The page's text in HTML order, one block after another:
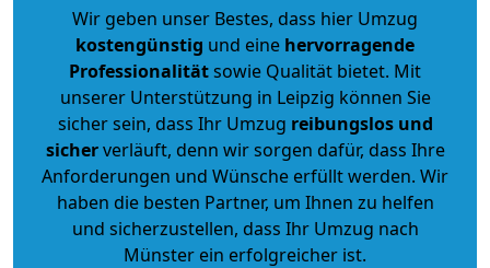
Wir geben unser Bestes, dass hier Umzug
kostengünstig und eine hervorragende
Professionalitätsowie Qualität bietet. Mit
unserer Unterstützung in Leipzig können Sie
sicher sein, dass Ihr Umzug reibungslos und
sicherverläuft, denn wir sorgen dafür, dass Ihre
Anforderungen und Wünsche erfüllt werden. Wir
haben die besten Partner, um Ihnen zu helfen
und sicherzustellen, dass Ihr Umzug nach
Münster ein erfolgreicher ist.